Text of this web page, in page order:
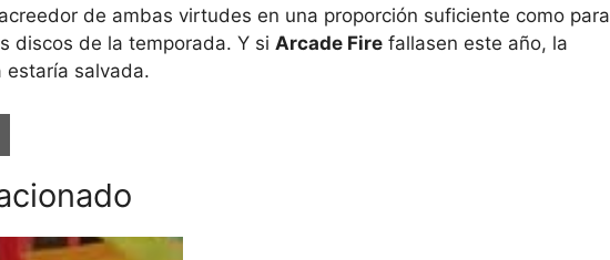
de ambas virtudes en una proporción suficiente como para
discos de la temporada. Y si Arcade Fire fallasen este año, la
estaría salvada.